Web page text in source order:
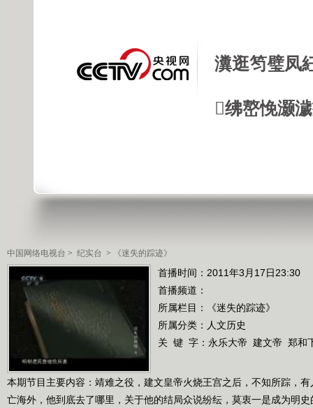
瀵逛笉璧凤
绋嶅悗灏
中国网络电视台 > 纪实台 > 《迷失的踪迹》
首播时间：2011年3月17日23:30
首播频道：
所属栏目：
《迷失的踪迹》
所属分类：人文历史
关 键 字： 永乐大帝 建文帝 郑和
本期节目主要内容：靖难之役，建文皇帝火烧王宫之后，不知所踪，
亡海外，他到底去了哪里，关于他的结局众说纷纭，莫衷一是成为明